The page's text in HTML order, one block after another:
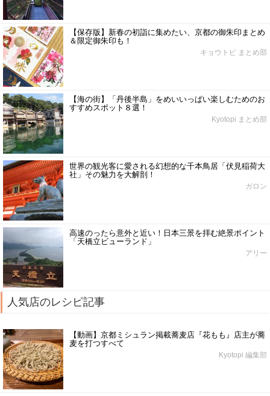
【保存版】新春の初詣に集めたい、京都の御朱印まとめ
＆限定御朱印も！
キョウトピ まとめ部
【海の街】「丹後半島」をめいいっぱい楽しむためのお
すすめスポット８選！
Kyotopi まとめ部
世界の観光客に愛される幻想的な千本鳥居「伏見稲荷大
社」その魅力を大解剖！
ガロン
高速のったら意外と近い！日本三景を拝む絶景ポイント
「天橋立ビューランド」
アリー
人気店のレシピ記事
【動画】京都ミシュラン掲載蕎麦店『花もも』店主が蕎
麦を打つすべて
Kyotopi 編集部